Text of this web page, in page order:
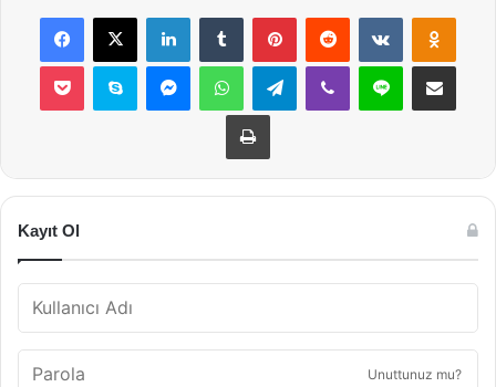
Facebook
X LinkedInTumblr PinterestReddit VKontakte
Pocket Skype MessengerWhatsAppTelegramViber Line E-Posta ile
Yazdır
Kayıt Ol
Unuttunuz mu?